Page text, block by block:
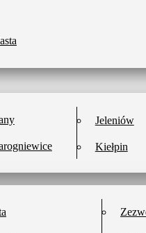
Jeleniów
Kiełpin